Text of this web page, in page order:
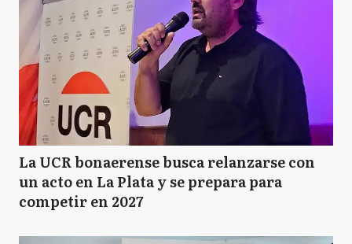
La UCR bonaerense busca relanzarse con
un acto en La Plata y se prepara para
competir en 2027